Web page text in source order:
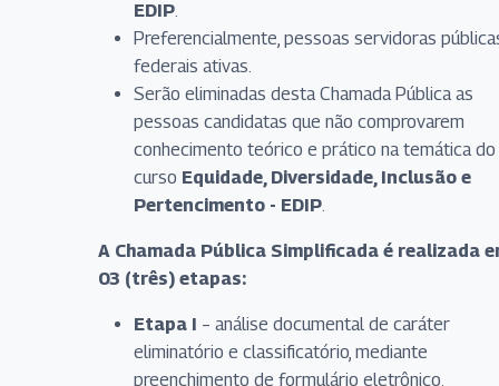
EDIP.
Preferencialmente, pessoas servidoras
federais ativas.
Serão eliminadas desta Chamada Pública as
pessoas candidatas que não comprovarem
conhecimento teórico e prático na temática do
curso Equidade, Diversidade, Inclusão e
Pertencimento - EDIP.
A Chamada Pública Simplificada é realizada
03 (três) etapas:
Etapa I – análise documental de caráter
eliminatório e classificatório, mediante
preenchimento de formulário eletrônico.